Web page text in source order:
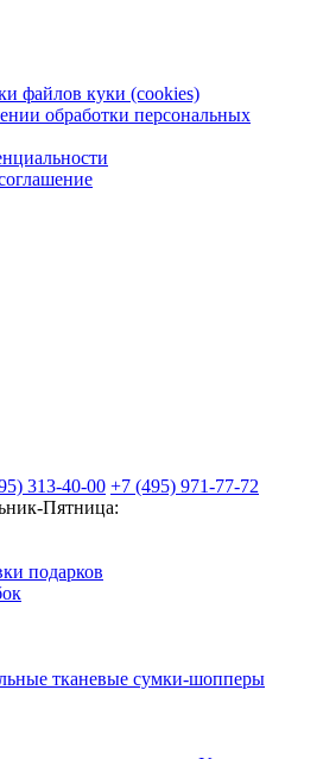
файлов куки (cookies)
обработки персональных
313-40-00 +7 (495) 971-77-72
Пятница:
подарков
тканевые сумки-шопперы